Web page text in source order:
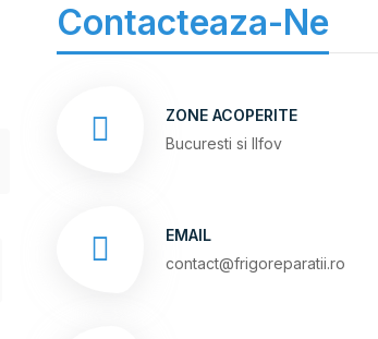
Contacteaza-Ne
ZONE ACOPERITE
Bucuresti si Ilfov
EMAIL
contact@frigoreparatii.ro